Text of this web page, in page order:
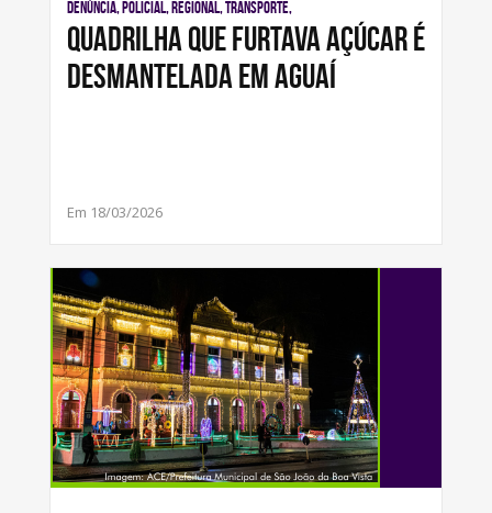
Denúncia, Policial, Regional, Transporte,
Quadrilha que furtava açúcar é
desmantelada em Aguaí
Em 18/03/2026